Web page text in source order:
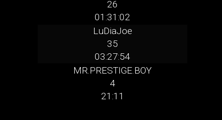
26
01:31:02
LuDiaJoe
35
03:27:54
MR.PRESTIGE.BOY
4
21:11